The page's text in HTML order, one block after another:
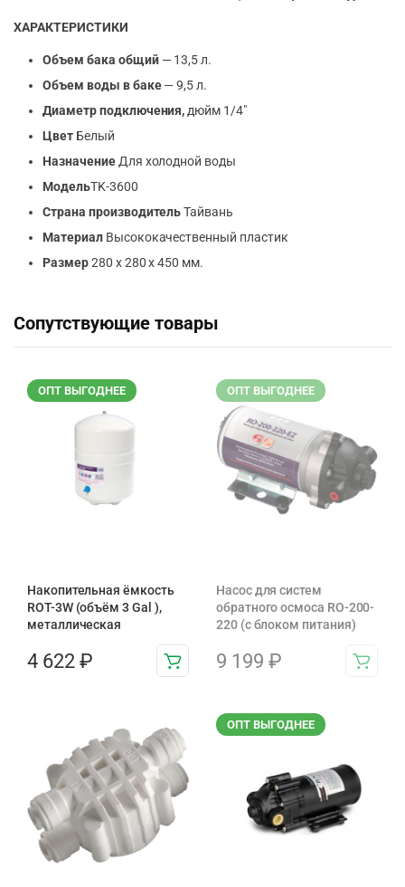
ХАРАКТЕРИСТИКИ
Объем бака общий— 13,5 л.
Объем воды в баке— 9,5 л.
Диаметр подключения, дюйм 1/4″
ЦветБелый
НазначениеДля холодной воды
МодельTK-3600
Страна производительТайвань
МатериалВысококачественный пластик
Размер280 х 280 x 450 мм.
Сопутствующие товары
ОПТ ВЫГОДНЕЕ
Накопительная ёмкость
ROT-3W (объём 3 Gal ),
металлическая
4 622 ₽
ОПТ ВЫГОДНЕЕ
Насос для систем
обратного осмоса RO-200-
220 (с блоком питания)
9 199 ₽
ОПТ ВЫГОДНЕЕ